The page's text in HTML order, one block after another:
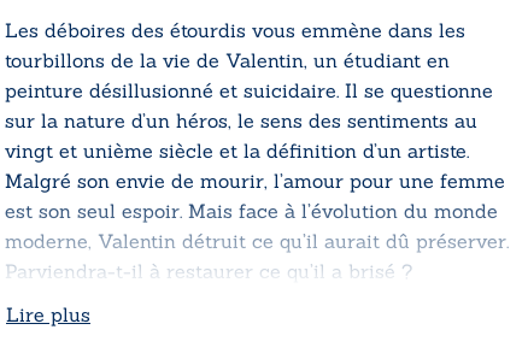
Les déboires des étourdis vous emmène dans les
tourbillons de la vie de Valentin, un étudiant en
peinture désillusionné et suicidaire. Il se questionne
sur la nature d’un héros, le sens des sentiments au
vingt et unième siècle et la définition d’un artiste.
Malgré son envie de mourir, l’amour pour une femme
est son seul espoir. Mais face à l’évolution du monde
moderne, Valentin détruit ce qu’il aurait dû préserver.
Parviendra-t-il à restaurer ce qu’il a brisé ?
Lire plus